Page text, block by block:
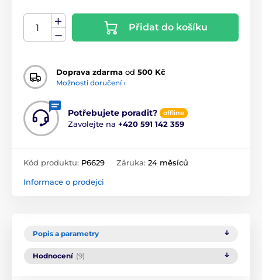
Přidat do košíku
Doprava zdarma od 500 Kč
Možnosti doručení ›
Potřebujete poradit? offline
Zavolejte na +420 591 142 359
Kód produktu: P6629 Záruka: 24 měsíců
Informace o prodejci
Popis a parametry
Hodnocení (9)